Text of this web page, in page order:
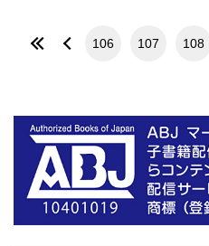
106 107 108